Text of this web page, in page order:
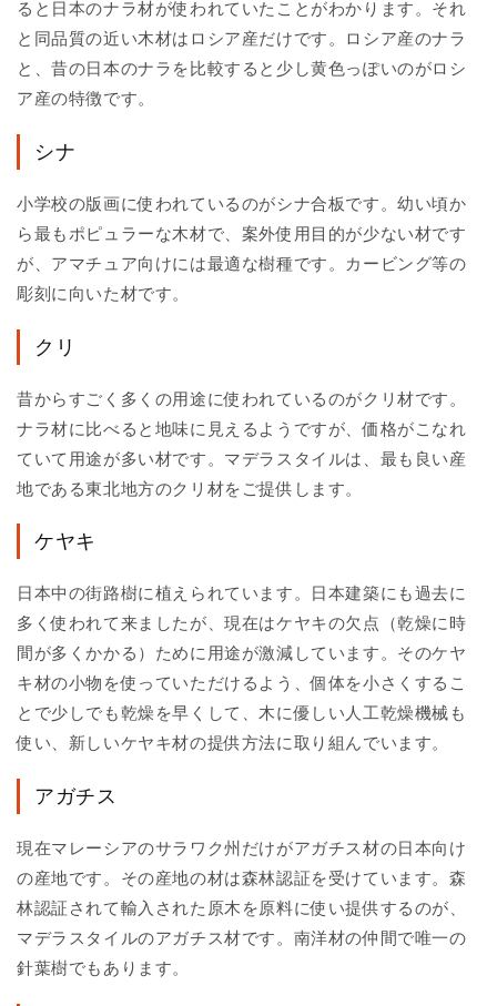
ると日本のナラ材が使われていたことがわかります。それ
と同品質の近い木材はロシア産だけです。ロシア産のナラ
と、昔の日本のナラを比較すると少し黄色っぽいのがロシ
ア産の特徴です。
シナ
小学校の版画に使われているのがシナ合板です。幼い頃か
ら最もポピュラーな木材で、案外使用目的が少ない材です
が、アマチュア向けには最適な樹種です。カービング等の
彫刻に向いた材です。
クリ
昔からすごく多くの用途に使われているのがクリ材です。
ナラ材に比べると地味に見えるようですが、価格がこなれ
ていて用途が多い材です。マデラスタイルは、最も良い産
地である東北地方のクリ材をご提供します。
ケヤキ
日本中の街路樹に植えられています。日本建築にも過去に
多く使われて来ましたが、現在はケヤキの欠点（乾燥に時
間が多くかかる）ために用途が激減しています。そのケヤ
キ材の小物を使っていただけるよう、個体を小さくするこ
とで少しでも乾燥を早くして、木に優しい人工乾燥機械も
使い、新しいケヤキ材の提供方法に取り組んでいます。
アガチス
現在マレーシアのサラワク州だけがアガチス材の日本向け
の産地です。その産地の材は森林認証を受けています。森
林認証されて輸入された原木を原料に使い提供するのが、
マデラスタイルのアガチス材です。南洋材の仲間で唯一の
針葉樹でもあります。